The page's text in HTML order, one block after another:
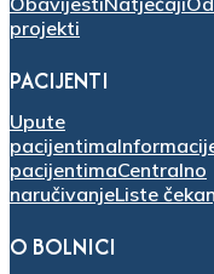
projekti
PACIJENTI
Upute
pacijentima
pacijentimaCentralno
naručivanjeListe
O BOLNICI